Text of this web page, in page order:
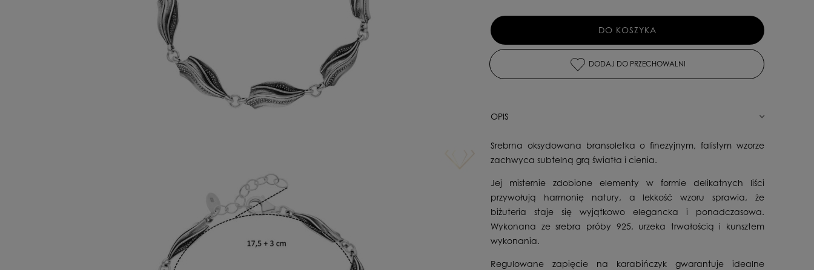
DO KOSZYKA
DODAJ DO PRZECHOWALNI
OPIS
Srebrna oksydowana bransoletka o finezyjnym, falistym wzorze
zachwyca subtelną grą światła i cienia.
Jej misternie zdobione elementy w formie delikatnych liści
przywołują harmonię natury, a lekkość wzoru sprawia, że
biżuteria staje się wyjątkowo elegancka i ponadczasowa.
Wykonana ze srebra próby 925, urzeka trwałością i kunsztem
wykonania.
Regulowane zapięcie na karabińczyk gwarantuje idealne